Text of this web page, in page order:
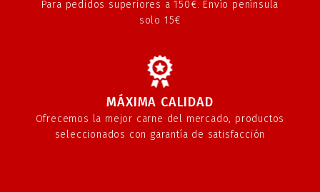
Para pedidos superiores a 150€. Envío península
solo 15€
MÁXIMA CALIDAD
Ofrecemos la mejor carne del mercado, productos
seleccionados con garantía de satisfacción